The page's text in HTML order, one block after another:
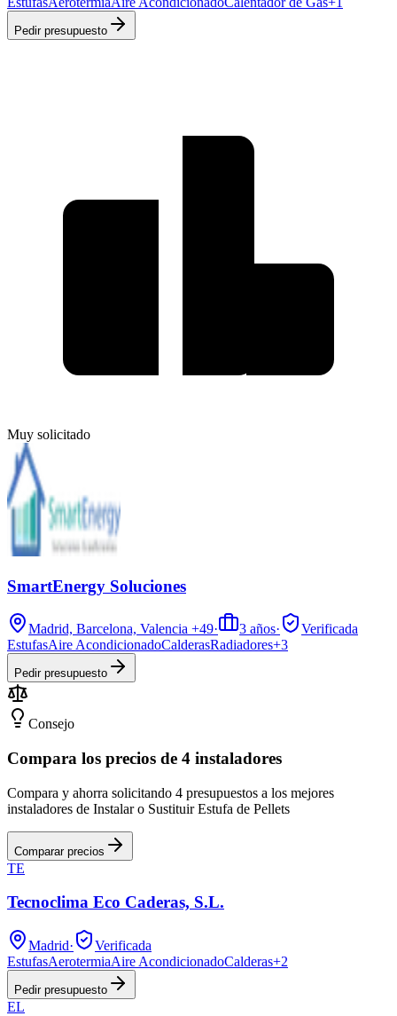
Pedir presupuesto
Muy solicitado
SmartEnergy Soluciones
Madrid, Barcelona, Valencia +49· 3 años·
Verificada
EstufasAire AcondicionadoCalderasRadiadores+3
Pedir presupuesto
Consejo
Compara los precios de 4 instaladores
Compara y ahorra solicitando 4 presupuestos a los mejores
instaladores de Instalar o Sustituir Estufa de Pellets
Comparar precios
TE
Tecnoclima Eco Caderas, S.L.
Madrid·
Verificada
EstufasAerotermiaAire AcondicionadoCalderas+2
Pedir presupuesto
EL